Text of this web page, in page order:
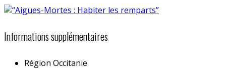
Informations supplémentaires
Région Occitanie